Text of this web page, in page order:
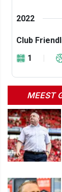
2022
Club
1
MEEST